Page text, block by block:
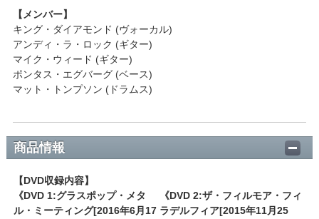
【メンバー】
キング・ダイアモンド (ヴォーカル)
アンディ・ラ・ロック (ギター)
マイク・ウィード (ギター)
ポンタス・エグバーグ (ベース)
マット・トンプソン (ドラムス)
商品情報
【DVD収録内容】
《DVD 1:グラスポップ・メタ
ル・ミーティング[2016年6月17
《DVD 2:ザ・フィルモア・フィ
ラデルフィア[2015年11月25